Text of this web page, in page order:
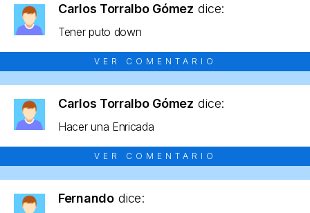
Carlos Torralbo Gómez dice:
Tener puto down
VER COMENTARIO
Carlos Torralbo Gómez dice:
Hacer una Enricada
VER COMENTARIO
Fernando dice: